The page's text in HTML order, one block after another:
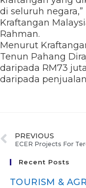
di seluruh
Kraftangan
Rahman.
Menurut
Tenun Pahang
daripada RM73
daripada
PREVIOUS
Recent Posts
TOURISM &